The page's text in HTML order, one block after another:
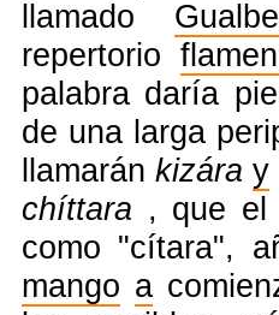
llamado
repertorio
palabra daría
de una larga
llamarán kizára y
chíttara , que el
como "cítara",
mango a